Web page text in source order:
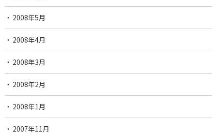
2008年5月
2008年4月
2008年3月
2008年2月
2008年1月
2007年11月